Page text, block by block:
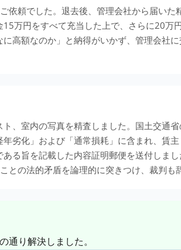
依頼でした。退去後、管理会社から届い
万円をすべて充当した上で、さらに20万
高額なのか」と納得がいかず、管理会社
、室内の写真を精査しました。国土交通
劣化」および「通常損耗」に含まれ、賃
る旨を記載した内容証明郵便を送付しま
の法的矛盾を論理的に突きつけ、裁判も
通り解決しました。